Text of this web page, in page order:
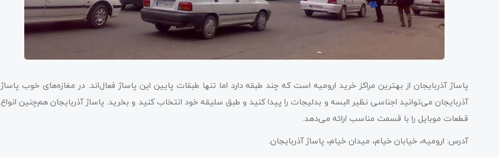
پاساژ آذربایجان از بهترین مراکز خرید ارومیه است که چند طبقه دارد اما تنها طبقات پایین این پاساژ فعال‌اند. در مغازه‌های خوب پاساژ
آذربایجان می‌توانید اجناسی نظیر البسه و بدلیجات را پیدا کنید و طبق سلیقه خود انتخاب کنید و بخرید. پاساژ آذربایجان هم‌چنین انواع
قطعات موبایل را با قسمت مناسب ارائه می‌دهد.
آدرس: ارومیه، خیابان خیام، میدان خیام، پاساژ آذربایجان.